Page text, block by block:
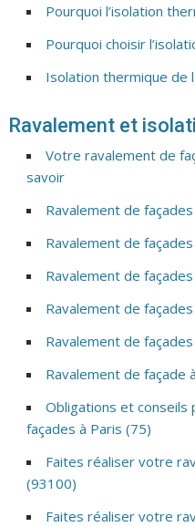
Pourquoi l’isolation
Pourquoi choisir
Isolation thermique de
Ravalement et
Votre ravalement de
savoir
Ravalement de
Ravalement de
Ravalement de
Ravalement de
Ravalement de
Ravalement de façade
Obligations et
façades à Paris (75)
Faites réaliser votre
(93100)
Faites réaliser votre